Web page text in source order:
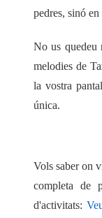
pedres, sinó
No us quedeu
melodies de
la vostra
única.
Vols saber on
completa de
d'activitats: